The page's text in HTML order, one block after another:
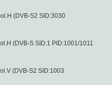
(DVB-S2 SID:3030
(DVB-S SID:1 PID:1001/1011
(DVB-S2 SID:1003